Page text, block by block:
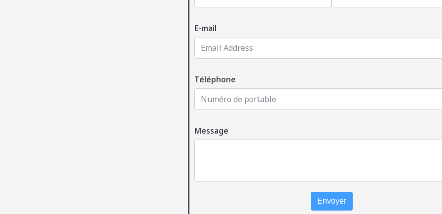
E-mail
Téléphone
Message
Envoyer